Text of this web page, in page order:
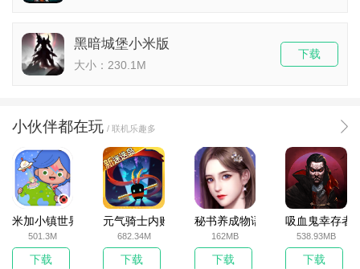
黑暗城堡小米版
大小：230.1M
下载
小伙伴都在玩 / 联机乐趣多
米加小镇世界2025官方版
501.3M
下载
元气骑士内购破解版
682.34M
下载
秘书养成物语
162MB
下载
吸血鬼幸存者
538.93MB
下载